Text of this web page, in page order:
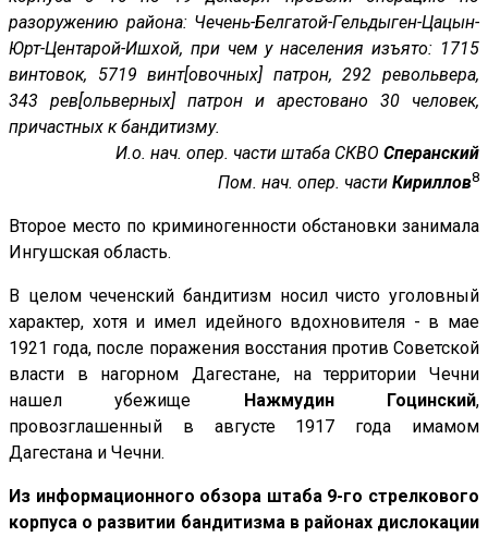
разоружению района: Чечень-Белгатой-Гельдыген-Цацын-
Юрт-Центарой-Ишхой, при чем у населения изъято: 1715
винтовок, 5719 винт[овочных] патрон, 292 револьвера,
343 рев[ольверных] патрон и арестовано 30 человек,
причастных к бандитизму.
И.о. нач. опер. части штаба СКВО Сперанский
Пом. нач. опер. части Кириллов8
Второе место по криминогенности обстановки занимала
Ингушская область.
В целом чеченский бандитизм носил чисто уголовный
характер, хотя и имел идейного вдохновителя - в мае
1921 года, после поражения восстания против Советской
власти в нагорном Дагестане, на территории Чечни
нашел убежище Нажмудин Гоцинский,
провозглашенный в августе 1917 года имамом
Дагестана и Чечни.
Из информационного обзора штаба 9-го стрелкового
корпуса о развитии бандитизма в районах дислокации